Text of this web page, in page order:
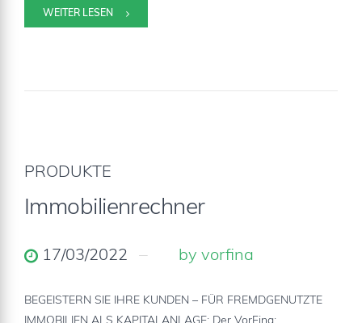
WEITER LESEN
PRODUKTE
Immobilienrechner
17/03/2022 by vorfina
BEGEISTERN SIE IHRE KUNDEN – FÜR FREMDGENUTZTE